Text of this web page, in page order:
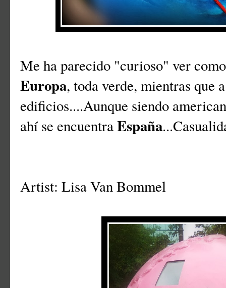
Me ha parecido "curioso" ver
Europa, toda verde, mientras que
edificios....Aunque siendo
ahí se encuentraEspaña
Artist: Lisa Van Bommel